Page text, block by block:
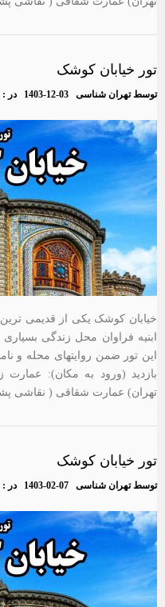
تور خیابان کوشک
توسطتهران شناسی 1403-12-03 در
خیابان کوشک یکی از قدیمی ترین
ابنیه فراوان محل زندگی
این تور ضمن روایتهای محله و
بازدید (ورود به مکان): عمارت
تهران) عمارت شقاقی ( نقاشی
تور خیابان کوشک
توسطتهران شناسی 1403-02-07 در